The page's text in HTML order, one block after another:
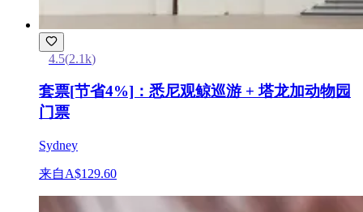
4.5(2.1k)
套票[节省4%]：悉尼观鲸巡游 + 塔龙加动物园
门票
Sydney
来自A$129.60